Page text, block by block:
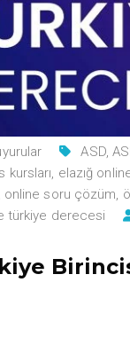
ASD,
kursları, elazığ
online soru çözüm,
türkiye derecesi